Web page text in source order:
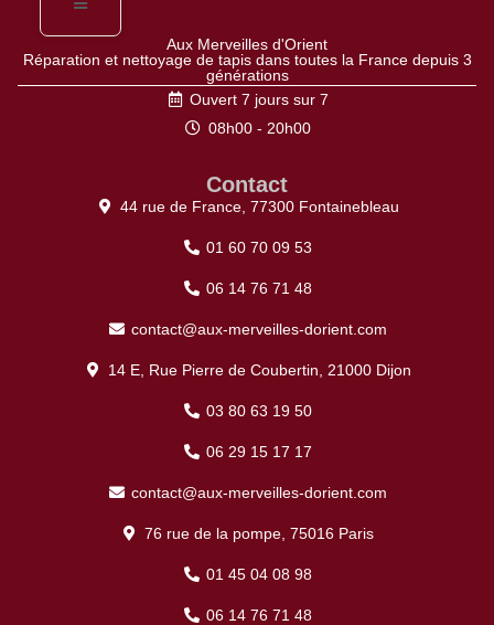
Aux Merveilles d'Orient
Réparation et nettoyage de tapis dans toutes la France depuis 3
générations
Ouvert 7 jours sur 7
08h00 - 20h00
Contact
44 rue de France, 77300 Fontainebleau
01 60 70 09 53
06 14 76 71 48
contact@aux-merveilles-dorient.com
14 E, Rue Pierre de Coubertin, 21000 Dijon
03 80 63 19 50
06 29 15 17 17
contact@aux-merveilles-dorient.com
76 rue de la pompe, 75016 Paris
01 45 04 08 98
06 14 76 71 48